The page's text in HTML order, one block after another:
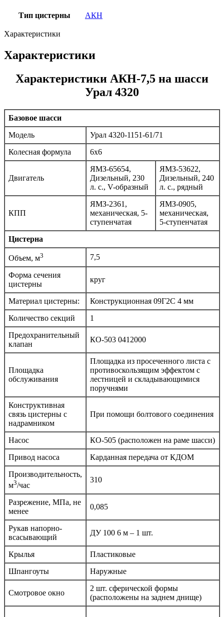
Тип цистерны АКН
Характеристики
Характеристики
Характеристики АКН-7,5 на шасси
Урал 4320
Базовое шасси
Модель
Урал 4320-1151-61/71
Колесная формула
6х6
Двигатель
ЯМЗ-65654,
Дизельный, 230
л. с., V-образный
ЯМЗ-53622,
Дизельный, 240
л. с., рядный
КПП
ЯМЗ-2361,
механическая, 5-
ступенчатая
ЯМЗ-0905,
механическая,
5-ступенчатая
Цистерна
Объем, м3 7,5
Форма сечения
цистерны
круг
Материал цистерны:
Конструкционная 09Г2С 4 мм
Количество секций
1
Предохранительный
клапан
КО-503 0412000
Площадка
обслуживания
Площадка из просеченного листа с
противоскользящим эффектом с
лестницей и складывающимися
поручнями
Конструктивная
связь цистерны с
надрамником
При помощи болтового соединения
Насос
КО-505 (расположен на раме шасси)
Привод насоса
Карданная передача от КДОМ
Производительность,
м3/час
310
Разрежение, МПа, не
менее
0,085
Рукав напорно-
всасывающий
ДУ 100 6 м – 1 шт.
Крылья
Пластиковые
Шпангоуты
Наружные
Смотровое окно
2 шт. сферической формы
(расположены на заднем днище)